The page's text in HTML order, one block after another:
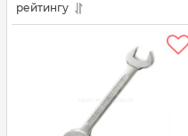
рейтингу